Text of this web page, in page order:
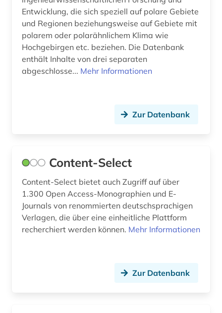
umweltgeschichte (1)
umweltschutz (5)
umweltwissenschaften (2)
video (1)
volltext (2)
vorabdruck (1)
weimar (1)
weltraum (1)
Entwicklung, die sich speziell auf polare Gebiete
und Regionen beziehungsweise auf Gebiete mit
polarem oder polarähnlichem Klima wie
Hochgebirgen etc. beziehen. Die Datenbank
enthält Inhalte von drei separaten
abgeschlosse... Mehr Informationen
Zur Datenbank
Content-Select
Content-Select bietet auch Zugriff auf über
1.300 Open Access-Monographien und E-
Journals von renommierten deutschsprachigen
Verlagen, die über eine einheitliche Plattform
recherchiert werden können. Mehr Informationen
Zur Datenbank